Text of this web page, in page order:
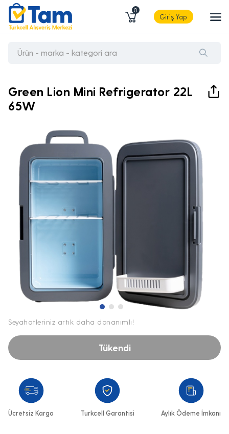
0
Giriş Yap
Green Lion Mini Refrigerator 22L
65W
Seyahatleriniz artık daha donanımlı!
Tükendi
Ücretsiz Kargo Turkcell Garantisi Aylık Ödeme İmkanı